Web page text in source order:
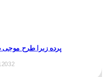
پرده زبرا طرح موجی